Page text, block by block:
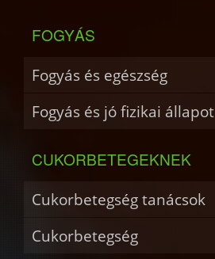
FOGYÁS
Fogyás és egészség
Fogyás és jó fizikai állapot
CUKORBETEGEKNEK
Cukorbetegség tanácsok
Cukorbetegség